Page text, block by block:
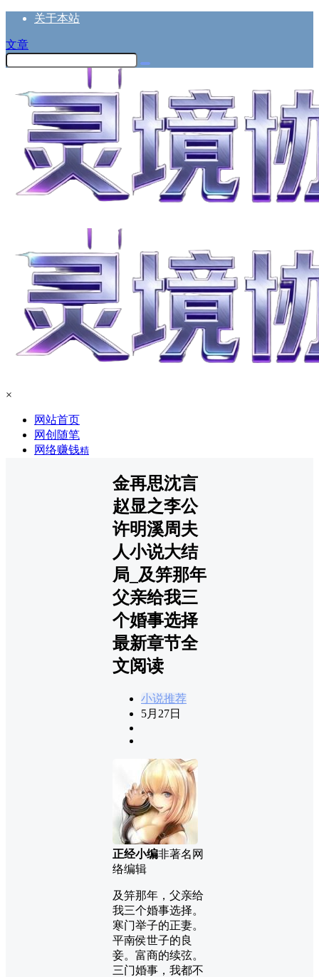
关于本站
文章
×
网站首页
网创随笔
网络赚钱精
金再思沈言
赵显之李公
许明溪周夫
人小说大结
局_及笄那年
父亲给我三
个婚事选择
最新章节全
文阅读
小说推荐
5月27日
正经小编非著名网
络编辑
及笄那年，父亲给
我三个婚事选择。
寒门举子的正妻。
平南侯世子的良
妾。富商的续弦。
三门婚事，我都不